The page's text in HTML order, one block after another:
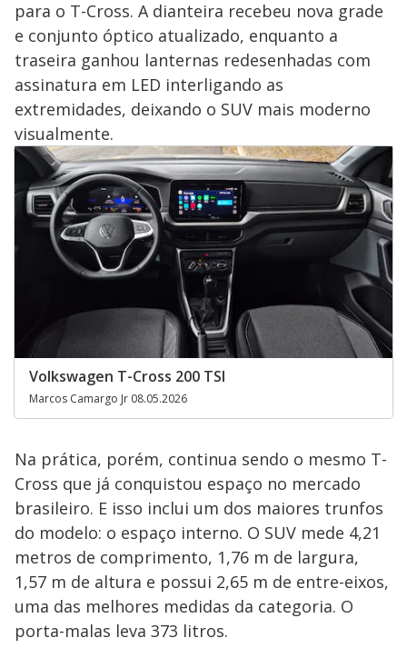
para o T-Cross. A dianteira recebeu nova grade
e conjunto óptico atualizado, enquanto a
traseira ganhou lanternas redesenhadas com
assinatura em LED interligando as
extremidades, deixando o SUV mais moderno
visualmente.
Volkswagen T-Cross 200 TSI
Marcos Camargo Jr 08.05.2026
Na prática, porém, continua sendo o mesmo T-
Cross que já conquistou espaço no mercado
brasileiro. E isso inclui um dos maiores trunfos
do modelo: o espaço interno. O SUV mede 4,21
metros de comprimento, 1,76 m de largura,
1,57 m de altura e possui 2,65 m de entre-eixos,
uma das melhores medidas da categoria. O
porta-malas leva 373 litros.